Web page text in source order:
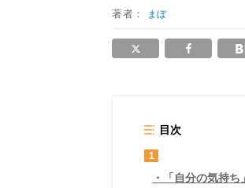
著者：
まぼ
目次
1
「自分の気持